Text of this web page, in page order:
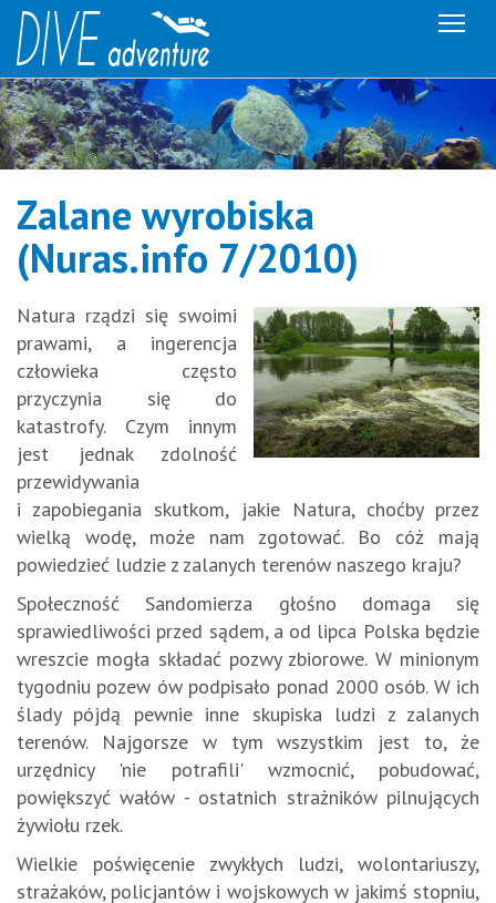
Zalane wyrobiska
(Nuras.info 7/2010)
Natura rządzi się swoimi
prawami, a ingerencja
człowieka często
przyczynia się do
katastrofy. Czym innym
jest jednak zdolność
przewidywania
i zapobiegania skutkom, jakie Natura, choćby przez
wielką wodę, może nam zgotować. Bo cóż mają
powiedzieć ludzie z zalanych terenów naszego kraju?
Społeczność Sandomierza głośno domaga się
sprawiedliwości przed sądem, a od lipca Polska będzie
wreszcie mogła składać pozwy zbiorowe. W minionym
tygodniu pozew ów podpisało ponad 2000 osób. W ich
ślady pójdą pewnie inne skupiska ludzi z zalanych
terenów. Najgorsze w tym wszystkim jest to, że
urzędnicy 'nie potrafili' wzmocnić, pobudować,
powiększyć wałów - ostatnich strażników pilnujących
żywiołu rzek.
Wielkie poświęcenie zwykłych ludzi, wolontariuszy,
strażaków, policjantów i wojskowych w jakimś stopniu,